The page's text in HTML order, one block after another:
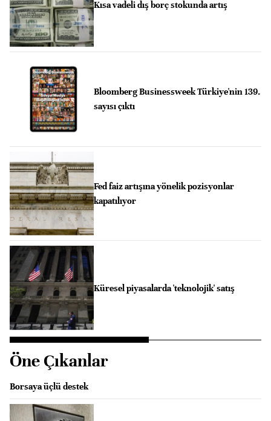
Kısa vadeli dış borç stokunda artış
Bloomberg Businessweek Türkiye'nin 139.
sayısı çıktı
Fed faiz artışına yönelik pozisyonlar
kapatılıyor
Küresel piyasalarda 'teknolojik' satış
Öne Çıkanlar
Borsaya üçlü destek